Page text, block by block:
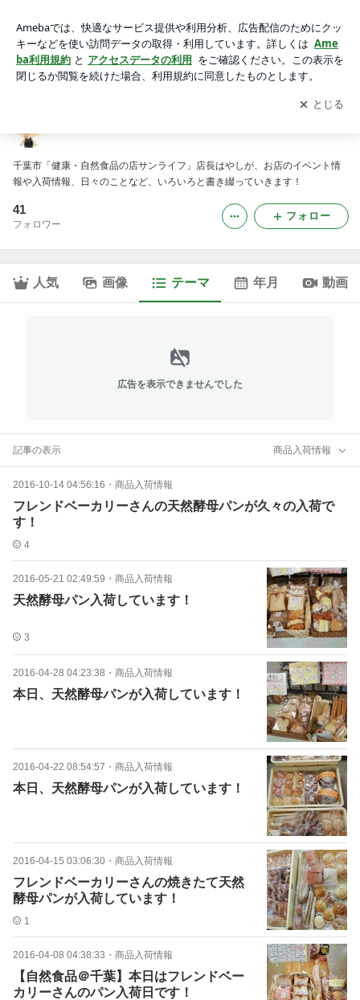
アプリをダウンロードして ブログの更新通知
を受け取りまし
ょう。
開く
千葉市「健康・自然食品の店サンライフ」店長はやしが、お店のイベント情
報や入荷情報、日々のことなど、いろいろと書き綴っていきます！
41
フォロワー
フォロー
人気 画像 テーマ 年月 動画
広告を表示できませんでした
記事の表示 商品入荷情報
2016-10-14 04:56:16 ・ 商品入荷情報
フレンドベーカリーさんの天然酵母パンが久々の入荷で
す！
4
2016-05-21 02:49:59 ・ 商品入荷情報
天然酵母パン入荷しています！
3
2016-04-28 04:23:38 ・ 商品入荷情報
本日、天然酵母パンが入荷しています！
2016-04-22 08:54:57 ・ 商品入荷情報
本日、天然酵母パンが入荷しています！
2016-04-15 03:06:30 ・ 商品入荷情報
フレンドベーカリーさんの焼きたて天然
酵母パンが入荷しています！
1
2016-04-08 04:38:33 ・ 商品入荷情報
【自然食品＠千葉】本日はフレンドベー
カリーさんのパン入荷日です！